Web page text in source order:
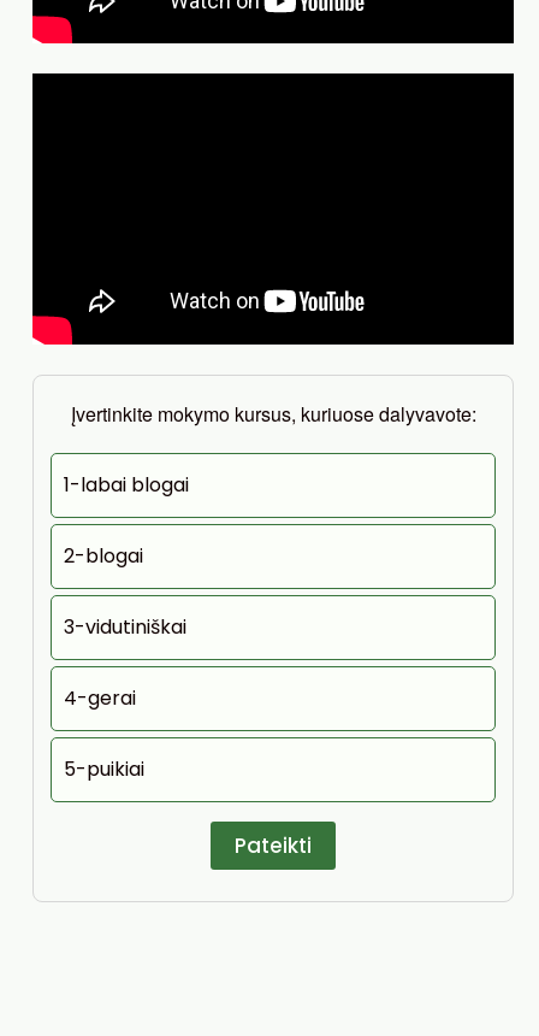
Įvertinkite mokymo kursus, kuriuose dalyvavote:
1-labai blogai
2-blogai
3-vidutiniškai
4-gerai
5-puikiai